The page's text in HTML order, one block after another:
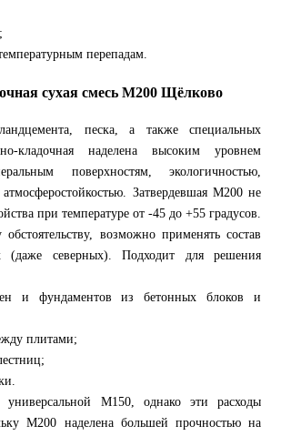
перепадам.
сухая смесь М200 Щёлково
песка, а также специальных
кладочная наделена высоким уровнем
поверхностям, экологичностью,
атмосферостойкостью. Затвердевшая М200 не
при температуре от -45 до +55 градусов.
обстоятельству, возможно применять состав
(даже северных). Подходит для решения
и фундаментов из бетонных блоков и
плитами;
М150, однако эти расходы
М200 наделена большей прочностью на